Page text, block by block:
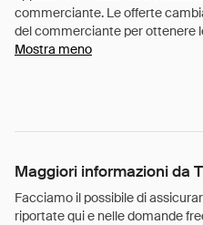
Mostra meno
Maggiori informazioni da
Facciamo il possibile di
riportate qui e nelle domande